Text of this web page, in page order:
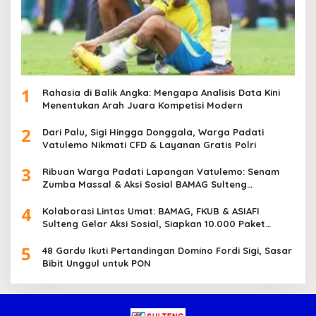
1
Rahasia di Balik Angka: Mengapa Analisis Data Kini
Menentukan Arah Juara Kompetisi Modern
2
Dari Palu, Sigi Hingga Donggala, Warga Padati
Vatulemo Nikmati CFD & Layanan Gratis Polri
3
Ribuan Warga Padati Lapangan Vatulemo: Senam
Zumba Massal & Aksi Sosial BAMAG Sulteng
4
Kolaborasi Lintas Umat: BAMAG, FKUB & ASIAFI
Sulteng Gelar Aksi Sosial, Siapkan 10.000 Paket
5
48 Gardu Ikuti Pertandingan Domino Fordi Sigi, Sasar
Bibit Unggul untuk PON